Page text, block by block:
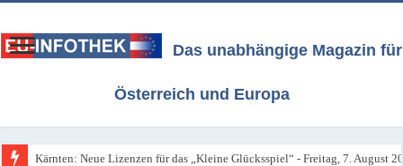
Das unabhängige Magazin für
Österreich und Europa
Kärnten: Neue Lizenzen für das „Kleine Glücksspiel“ - Freitag, 7. August